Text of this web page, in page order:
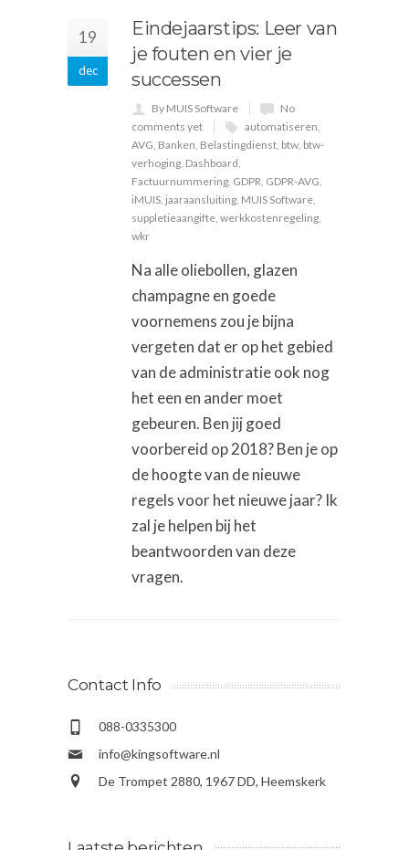
19
dec
Eindejaarstips: Leer van
je fouten en vier je
successen
By MUIS Software
No
comments yet
automatiseren,
AVG, Banken, Belastingdienst, btw, btw-
verhoging, Dashboard,
Factuurnummering, GDPR, GDPR-AVG,
iMUIS, jaaraansluiting, MUIS Software,
suppletieaangifte, werkkostenregeling,
wkr
Na alle oliebollen, glazen
champagne en goede
voornemens zou je bijna
vergeten dat er op het gebied
van de administratie ook nog
het een en ander moet
gebeuren. Ben jij goed
voorbereid op 2018? Ben je op
de hoogte van de nieuwe
regels voor het nieuwe jaar? Ik
zal je helpen bij het
beantwoorden van deze
vragen.
Contact Info
088-0335300
info@kingsoftware.nl
De Trompet 2880, 1967 DD, Heemskerk